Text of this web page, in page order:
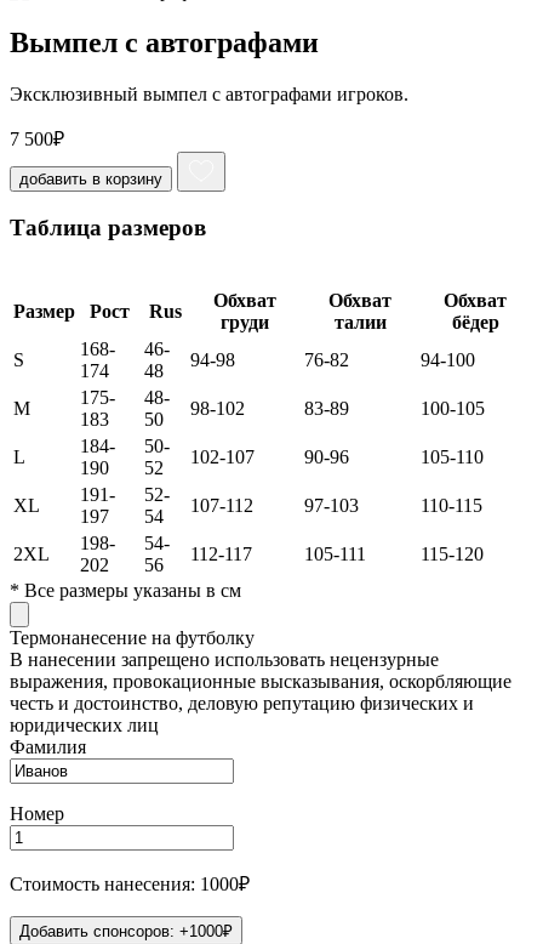
Вымпел с автографами
Эксклюзивный вымпел с автографами игроков.
7 500₽
добавить в корзину
Таблица размеров
Размер Рост Rus
Обхват
груди
Обхват
талии
Обхват
бёдер
S
168-
174
46-
48
94-98 76-82 94-100
M
175-
183
48-
50
98-102 83-89 100-105
L
184-
190
50-
52
102-107 90-96 105-110
XL
191-
197
52-
54
107-112 97-103 110-115
2XL
198-
202
54-
56
112-117 105-111
115-120
* Все размеры указаны в см
Термонанесение на футболку
В нанесении запрещено использовать нецензурные
выражения, провокационные высказывания, оскорбляющие
честь и достоинство, деловую репутацию физических и
юридических лиц
Фамилия
Номер
Стоимость нанесения: 1000₽
Добавить спонсоров: +1000₽